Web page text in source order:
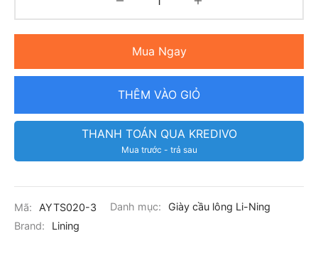
Mua Ngay
THÊM VÀO GIỎ
THANH TOÁN QUA KREDIVO
Mua trước - trả sau
Mã: AYTS020-3 Danh mục:
Giày cầu lông Li-Ning
Brand:
Lining